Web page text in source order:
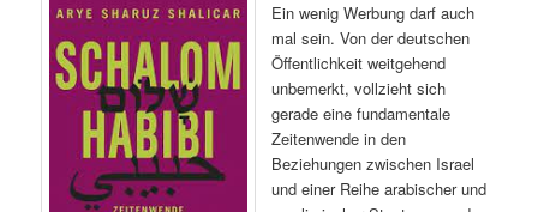
Ein wenig Werbung darf auch
mal sein. Von der deutschen
Öffentlichkeit weitgehend
unbemerkt, vollzieht sich
gerade eine fundamentale
Zeitenwende in den
Beziehungen zwischen Israel
und einer Reihe arabischer und